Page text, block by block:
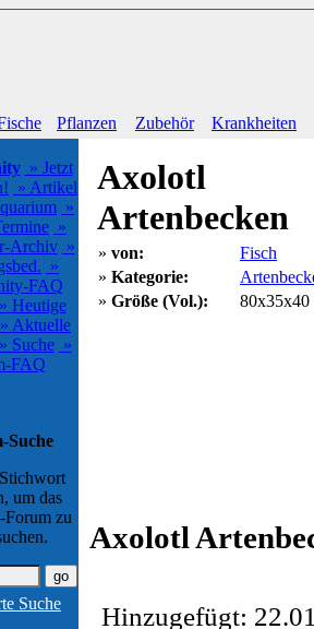
Pflanzen Zubehör Krankheiten
» Jetzt
» Artikel
»
»
Archiv »
»
FAQ
» Heutige
» Aktuelle
» Suche »
FAQ
Suche
um das
Forum zu
Suche
Axolotl
Artenbecken
» von:
Fisch
» Kategorie:
» Größe (Vol.): 80x35x40
Axolotl
Hinzugefügt: